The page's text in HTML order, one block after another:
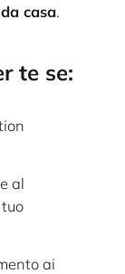
casa.
te se:
al
ai